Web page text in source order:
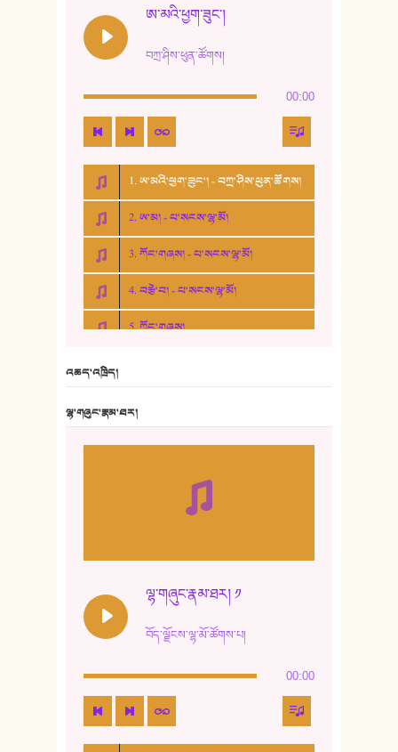
ཨ་མའི་ཕྱག་ཟུང་།
བཀྲ་ཤིས་ཕུན་ཚོགས།
00:00
1. ཨ་མའི་ཕྱག་ཟུང་། - བཀྲ་ཤིས་ཕུན་ཚོགས།
2. ཨ་མ། - པ་སངས་ལྷ་མོ།
3. ཀོང་གཞས། - པ་སངས་ལྷ་མོ།
4. བརྩེ་བ། - པ་སངས་ལྷ་མོ།
5. ཀོང་གཞས།
10. ཆང་གཞས། ༣
15. ཤམ་པ་ལ་ཡི་སྲས་མོ།
16. ལྷ་བུ་དར་བུ།
འཆད་འཁྲིད།
ལྷ་གཞུང་རྣམ་ཐར།
ལྷ་གཞུང་རྣམ་ཐར། ༡
བོད་ལྗོངས་ལྷ་མོ་ཚོགས་པ།
00:00